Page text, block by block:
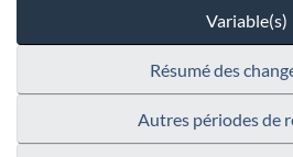
Variable(s)
Résumé des
Autres périodes de